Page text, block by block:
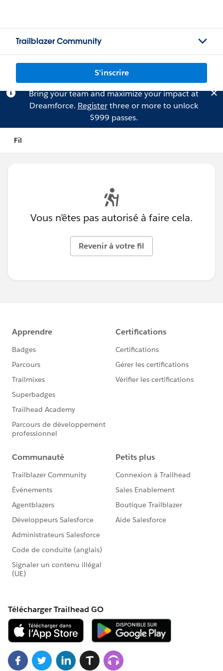
Trailblazer Community
S'inscrire
Bring your team and maximize your impact at
Dreamforce. Registerthree or more to unlock
$999 passes.
Fil
Vous n’êtes pas autorisé à faire cela.
Revenir à votre fil